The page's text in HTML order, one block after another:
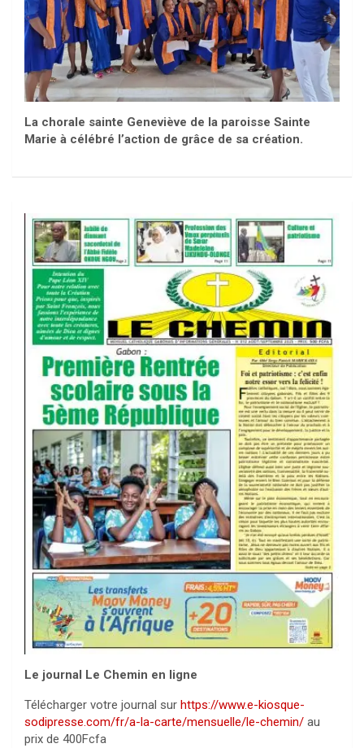
La chorale sainte Geneviève de la paroisse Sainte
Marie à célébré l’action de grâce de sa création.
Le journal Le Chemin en ligne
Télécharger votre journal sur https://www.e-kiosque-
sodipresse.com/fr/a-la-carte/mensuelle/le-chemin/ au
prix de 400Fcfa